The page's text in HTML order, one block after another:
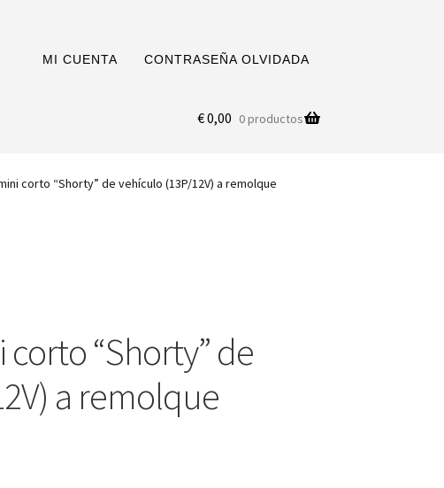
MI CUENTA CONTRASEÑA OLVIDADA
€0,00 0 productos
corto “Shorty” de vehículo (13P/12V) a remolque
“Shorty” de
a remolque